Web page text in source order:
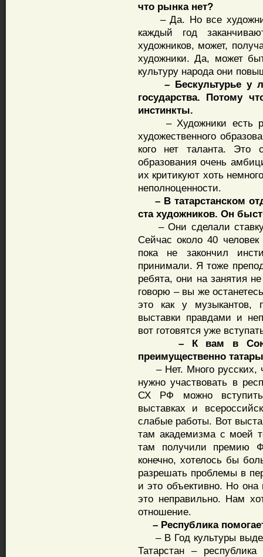
что рынка нет?
– Да. Но все
каждый год
художников, может,
художники. Да, может
культуру народа они
– Бескультурье у
государства. Потому
инстинкты.
– Художники есть
художественного
кого нет таланта.
образования очень
их критикуют хоть
неполноценности.
– В татарстанском
ста художников. Он
– Они сделали ставку
Сейчас около 40
пока не закончил
принимали. Я тоже
ребята, они на занятия
говорю – вы же
это как у музыкантов,
выставки правдами и
вот готовятся уже
– К вам в Союз
преимущественно
– Нет. Много русских,
нужно участвовать в
СХ РФ можно
выставках и
слабые работы. Вот
там академизма с моей
там получили премию
конечно, хотелось бы
разрешать проблемы в
и это объективно. Но
это неправильно. Нам
отношение.
– Республика
– В Год культуры
Татарстан –